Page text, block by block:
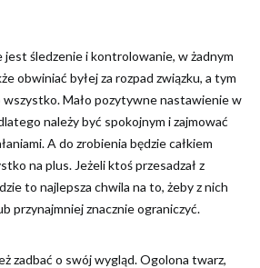
jest śledzenie i kontrolowanie, w żadnym
obwiniać byłej za rozpad związku, a tym
Mało pozytywne nastawienie w
należy być spokojnym i zajmować
A do zrobienia będzie całkiem
na plus. Jeżeli ktoś przesadzał z
to najlepsza chwila na to, żeby z nich
przynajmniej znacznie ograniczyć.
zadbać o swój wygląd. Ogolona twarz,